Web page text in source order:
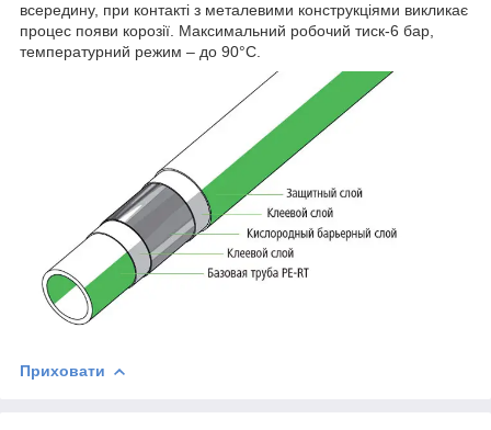
всередину, при контакті з металевими конструкціями викликає
процес появи корозії. Максимальний робочий тиск-6 бар,
температурний режим – до 90°C.
Приховати